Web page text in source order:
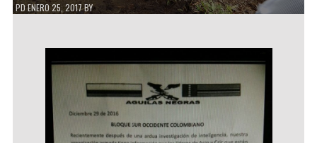
PDENERO 25, 2017BY